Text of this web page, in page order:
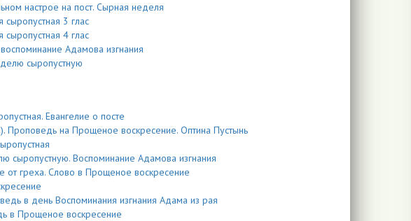
настрое на пост. Сырная неделя
3 глас
4 глас
Адамова изгнания
сыропустную
Евангелие о посте
Проповедь на Прощеное воскресение. Оптина Пустынь
Воспоминание Адамова изгнания
греха. Слово в Прощеное воскресение
в день Воспоминания изгнания Адама из рая
в Прощеное воскресение